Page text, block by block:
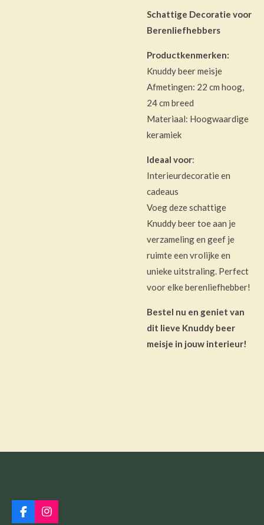
Schattige Decoratie voor
Berenliefhebbers
Productkenmerken:
Knuddy beer meisje
Afmetingen: 22 cm hoog,
24 cm breed
Materiaal: Hoogwaardige
keramiek
Ideaal voor:
Interieurdecoratie en
cadeaus
Voeg deze schattige
Knuddy beer toe aan je
verzameling en geef je
ruimte een vrolijke en
unieke uitstraling. Perfect
voor elke berenliefhebber!
Bestel nu en geniet van
dit lieve Knuddy beer
meisje in jouw interieur!
F
I